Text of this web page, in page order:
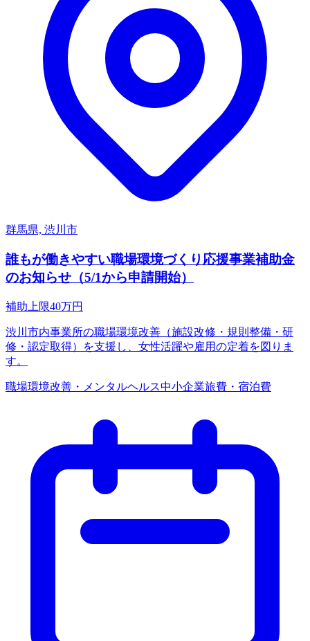
群馬県, 渋川市
誰もが働きやすい職場環境づくり応援事業補助金
のお知らせ（5/1から申請開始）
補助上限40万円
渋川市内事業所の職場環境改善（施設改修・規則整備・研
修・認定取得）を支援し、女性活躍や雇用の定着を図りま
す。
職場環境改善・メンタルヘルス中小企業旅費・宿泊費